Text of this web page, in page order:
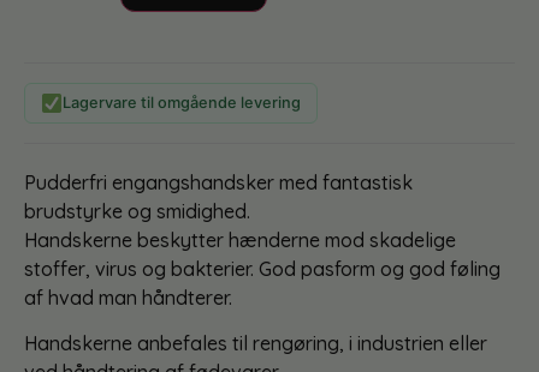
Lagervare til omgående levering
Pudderfri engangshandsker med fantastisk
brudstyrke og smidighed.
Handskerne beskytter hænderne mod skadelige
stoffer, virus og bakterier. God pasform og god føling
af hvad man håndterer.
Handskerne anbefales til rengøring, i industrien eller